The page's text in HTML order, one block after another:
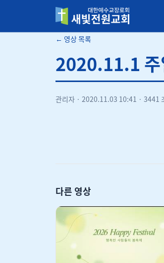
새빛전원교회
← 영상 목록
2020.11.1 주
관리자 · 2020.11.03 10:41 · 3441
다른 영상